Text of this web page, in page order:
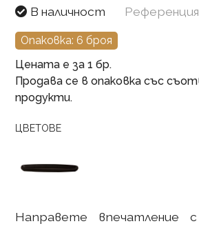
В наличност
Опаковка: 6 броя
Цената е за 1 бр.
Продава се в опаковка със
продукти.
ЦВЕТОВЕ
Направете впечатление